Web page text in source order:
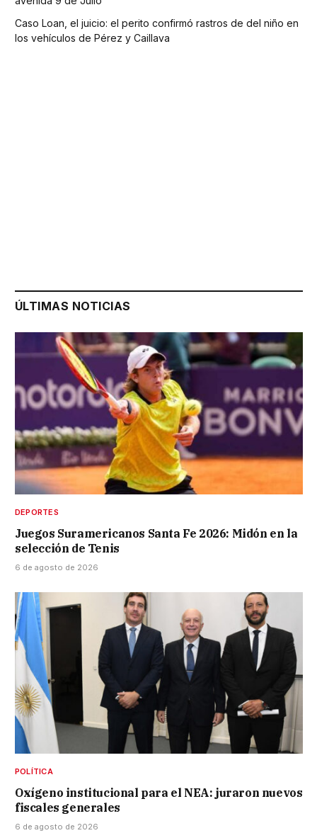
Caso Loan, el juicio: el perito confirmó rastros de del niño en
los vehículos de Pérez y Caillava
ÚLTIMAS NOTICIAS
DEPORTES
Juegos Suramericanos Santa Fe 2026: Midón en la
selección de Tenis
6 de agosto de 2026
POLÍTICA
Oxígeno institucional para el NEA: juraron nuevos
fiscales generales
6 de agosto de 2026